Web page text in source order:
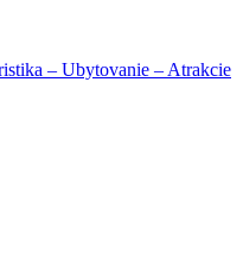
– Ubytovanie – Atrakcie